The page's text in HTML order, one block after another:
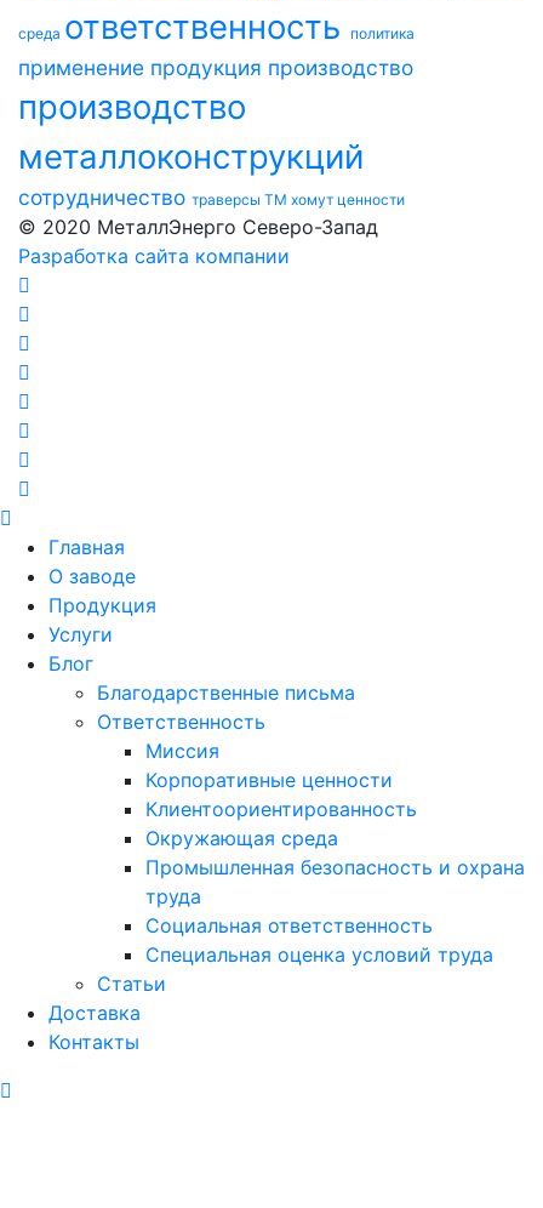
среда ответственность политика
применение продукция производство
производство
металлоконструкций
сотрудничество траверсы ТМ хомут ценности
© 2020 МеталлЭнерго Северо-Запад
Разработка сайта компании
Главная
О заводе
Продукция
Услуги
Блог
Благодарственные письма
Ответственность
Миссия
Корпоративные ценности
Клиентоориентированность
Окружающая среда
Промышленная безопасность и охрана
труда
Социальная ответственность
Специальная оценка условий труда
Статьи
Доставка
Контакты